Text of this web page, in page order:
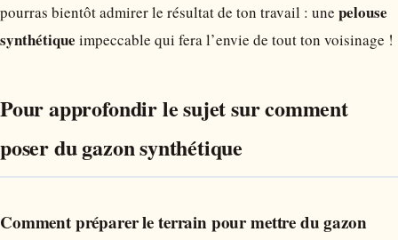
pourras bientôt admirer le résultat de ton travail : une pelouse
synthétique impeccable qui fera l’envie de tout ton voisinage !
Pour approfondir le sujet sur comment
poser du gazon synthétique
Comment préparer le terrain pour mettre du gazon